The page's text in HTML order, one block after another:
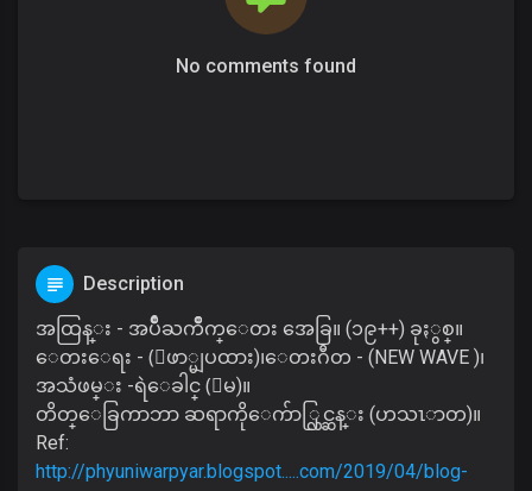
No comments found
Description
အထြန္း - အပ်ိဳႀကိဳက္ေတး အေခြ။ (၁၉++) ခုႏွစ္။
ေတးေရး - (ေဖာ္မျပထား)၊ေတးဂီတ - (NEW WAVE )၊
အသံဖမ္း -ရဲေခါင္ (ေမ)။
တိတ္ေခြကာဘာ ဆရာကိုေက်ာ္လြင္ဆန္း (ဟသၤာတ)။
Ref:
http://phyuniwarpyar.blogspot.....com/2019/04/blog-